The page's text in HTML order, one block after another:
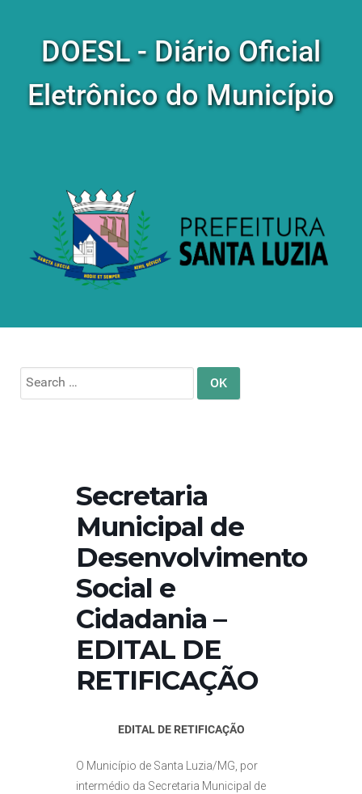
DOESL - Diário Oficial
Eletrônico do Município
Search
for:
Secretaria
Municipal de
Desenvolvimento
Social e
Cidadania –
EDITAL DE
RETIFICAÇÃO
EDITAL DE RETIFICAÇÃO
O Município de Santa Luzia/MG, por
intermédio da Secretaria Municipal de